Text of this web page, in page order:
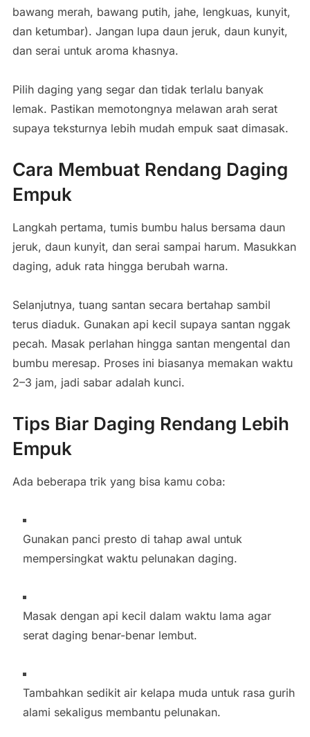
bawang merah, bawang putih, jahe, lengkuas, kunyit,
dan ketumbar). Jangan lupa daun jeruk, daun kunyit,
dan serai untuk aroma khasnya.
Pilih daging yang segar dan tidak terlalu banyak
lemak. Pastikan memotongnya melawan arah serat
supaya teksturnya lebih mudah empuk saat dimasak.
Cara Membuat Rendang Daging
Empuk
Langkah pertama, tumis bumbu halus bersama daun
jeruk, daun kunyit, dan serai sampai harum. Masukkan
daging, aduk rata hingga berubah warna.
Selanjutnya, tuang santan secara bertahap sambil
terus diaduk. Gunakan api kecil supaya santan nggak
pecah. Masak perlahan hingga santan mengental dan
bumbu meresap. Proses ini biasanya memakan waktu
2–3 jam, jadi sabar adalah kunci.
Tips Biar Daging Rendang Lebih
Empuk
Ada beberapa trik yang bisa kamu coba:
Gunakan panci presto di tahap awal untuk
mempersingkat waktu pelunakan daging.
Masak dengan api kecil dalam waktu lama agar
serat daging benar-benar lembut.
Tambahkan sedikit air kelapa muda untuk rasa gurih
alami sekaligus membantu pelunakan.